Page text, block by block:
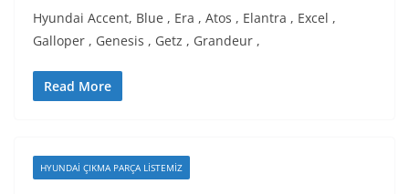
Hyundai Accent, Blue , Era , Atos , Elantra , Excel ,
Galloper , Genesis , Getz , Grandeur ,
Read More
HYUNDAI ÇIKMA PARÇA LISTEMIZ